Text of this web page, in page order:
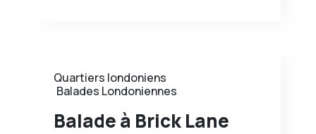
Quartiers londoniens
Balades Londoniennes
Balade à Brick Lane